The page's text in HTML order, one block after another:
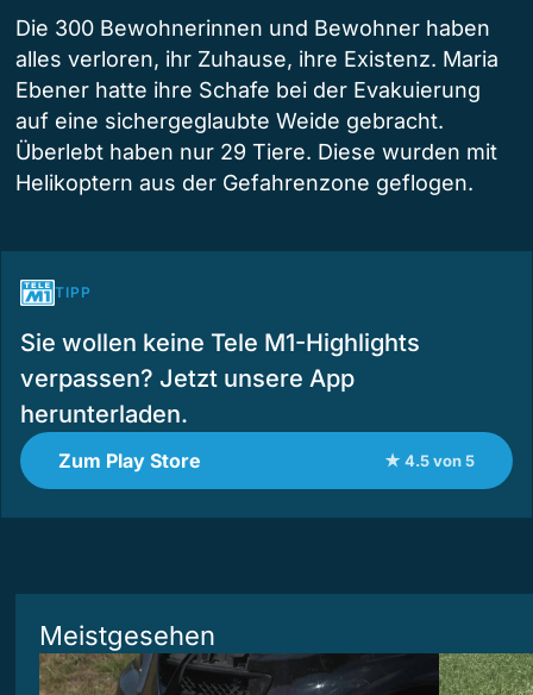
Die 300 Bewohnerinnen und Bewohner haben
alles verloren, ihr Zuhause, ihre Existenz. Maria
Ebener hatte ihre Schafe bei der Evakuierung
auf eine sichergeglaubte Weide gebracht.
Überlebt haben nur 29 Tiere. Diese wurden mit
Helikoptern aus der Gefahrenzone geflogen.
TIPP
Sie wollen keine Tele M1-Highlights
verpassen? Jetzt unsere App
herunterladen.
Zum Play Store ★ 4.5 von 5
Meistgesehen